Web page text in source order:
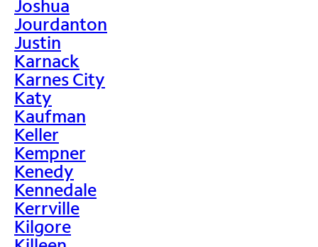
Joshua
Jourdanton
Justin
Karnack
Karnes City
Katy
Kaufman
Keller
Kempner
Kenedy
Kennedale
Kerrville
Kilgore